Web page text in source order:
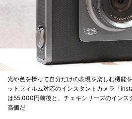
光や色を操って自分だけの表現を楽しむ機能
ットフィルム対応のインスタントカメラ「
は55,000円前後と、チェキシリーズのインス
高価だ